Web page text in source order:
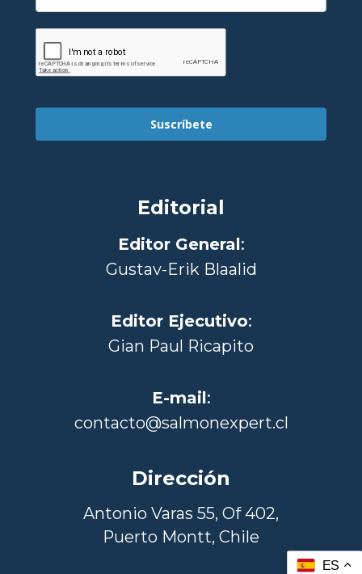
Suscríbete
Editorial
Editor General:
Gustav-Erik Blaalid
Editor Ejecutivo:
Gian Paul Ricapito
E-mail:
contacto@salmonexpert.cl
Dirección
Antonio Varas 55, Of 402,
Puerto Montt, Chile
ES